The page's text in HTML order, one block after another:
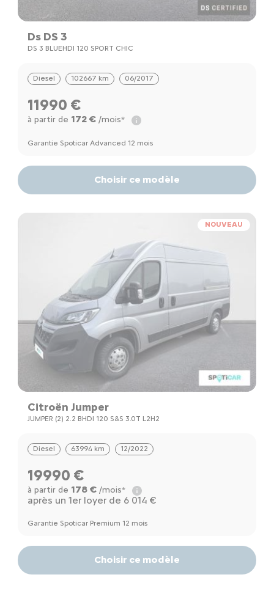
Ds DS 3
DS 3 BLUEHDI 120 SPORT CHIC
Diesel 102667 km 06/2017
11990 €
à partir de 172 €/mois*
Garantie Spoticar Advanced 12 mois
Choisir ce modèle
NOUVEAU
Citroën Jumper
JUMPER (2) 2.2 BHDI 120 S&S 3.0T L2H2
Diesel 63994 km 12/2022
19990 €
à partir de 178 €/mois*
après un 1er loyer de 6 014 €
Garantie Spoticar Premium 12 mois
Choisir ce modèle